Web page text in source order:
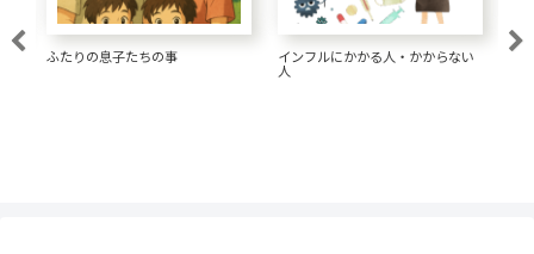
大腸がん 1.5リットルの水が大事